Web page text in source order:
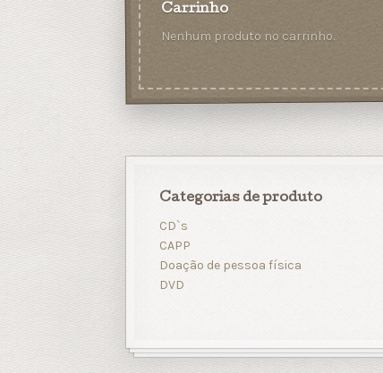
Carrinho
Nenhum produto no carrinho.
Categorias de produto
CD`s
CAPP
Doação de pessoa física
DVD